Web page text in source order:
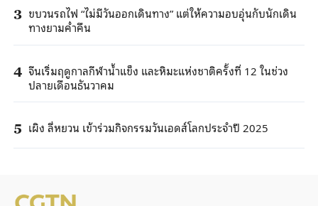
3 ขบวนรถไฟ “ไม่มีวันออกเดินทาง” แต่ให้ความอบอุ่นกับนักเดิน
ทางยามค่ำคืน
4 จีนเริ่มฤดูกาลกีฬาน้ำแข็ง และหิมะแห่งชาติครั้งที่ 12 ในช่วง
ปลายเดือนธันวาคม
5 เผิง ลี่หยวน เข้าร่วมกิจกรรมวันเอดส์โลกประจำปี 2025